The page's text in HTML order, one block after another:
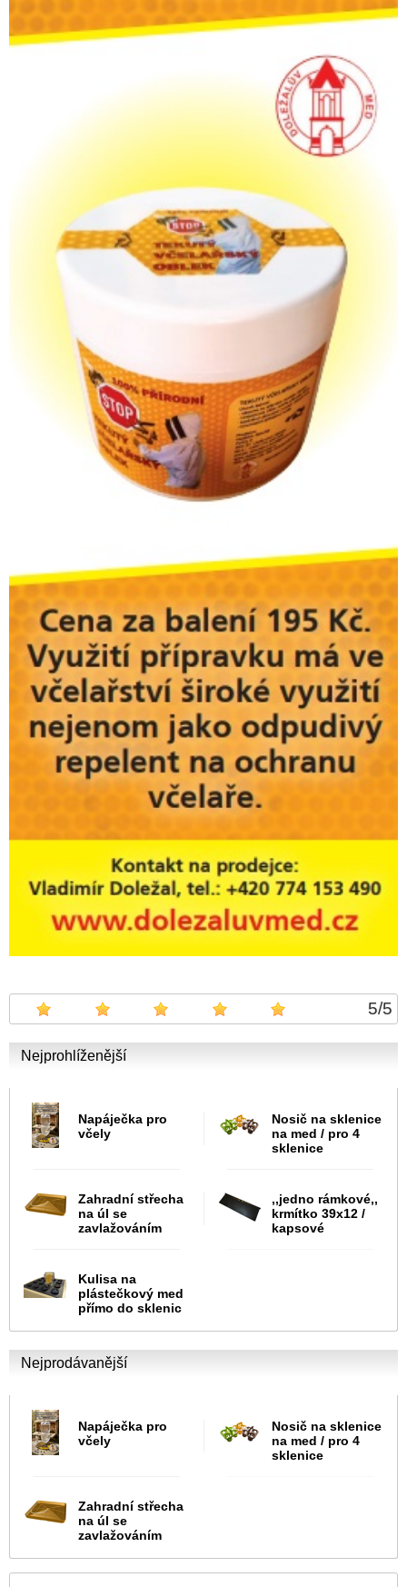
5/5
Nejprohlíženější
Napáječka pro
včely
Nosič na sklenice
na med / pro 4
sklenice
Zahradní střecha
na úl se
zavlažováním
,,jedno rámkové,,
krmítko 39x12 /
kapsové
Kulisa na
plástečkový med
přímo do sklenic
Nejprodávanější
Napáječka pro
včely
Nosič na sklenice
na med / pro 4
sklenice
Zahradní střecha
na úl se
zavlažováním